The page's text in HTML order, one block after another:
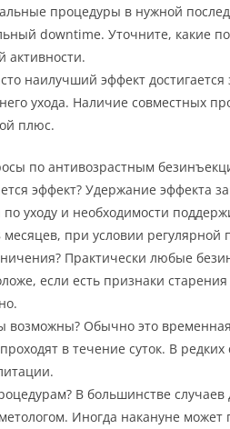
процедуры в нужной
downtime. Уточните, какие
активности.
наилучший эффект достигается
ухода. Наличие совместных
плюс.
по антивозрастным
эффект? Удержание эффекта
уходу и необходимости
при условии регулярной
Практически любые
если есть признаки
Обычно это временная
в течение суток. В редких
В большинстве случаев
Иногда накануне